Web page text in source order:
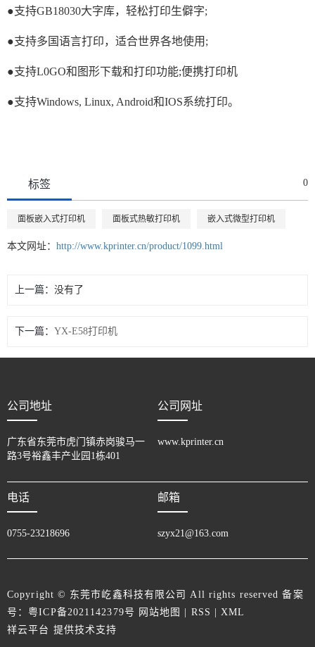
●支持GB18030大字库，轻松打印生僻字;
●支持多国语言打印，适合世界各地使用;
●支持L0GO和图形下载和打印功能;便携打印机
●支持Windows, Linux, Android和IOS系统打印。
标签 0
面板嵌入式打印机 面板式热敏打印机 嵌入式微型打印机
本文网址： http://www.kprinter.cn/product/1099.html
上一篇： 没有了
下一篇： YX-E58打印机
公司地址
广东省东莞市虎门镇赤岗骏马一
路3号裕鑫丰产业园1栋401
公司网址
www.kprinter.cn
电话
0755-23218696
邮箱
szyx21@163.com
Copyright © 东莞市屹鑫科技有限公司 All rights reserved 备案
号：粤ICP备2021142379号 网站地图 RSS |XML
祥云平台 提供技术支持